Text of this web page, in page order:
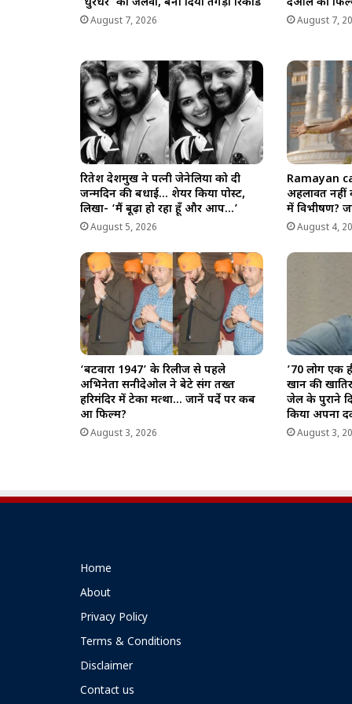
August 7, 2026 August 7,
रितेश देशमुख ने पत्नी जेनेलिया को दी
जन्मदिन की बधाई… शेयर किया पोस्ट,
लिखा- ‘मैं बूढ़ा हो रहा हूँ और आप…’
August 5, 2026
Ramayan
अहलावत नहीं
में विभीषण?
August 4,
‘बटवारा 1947’ के रिलीज से पहले
अभिनेता सनीदेओल ने बेटे संग तख्त
हरिमंदिर में टेका मत्था… जानें पर्दे पर कब
आ फिल्म?
August 3, 2026
’70 लोग एक
खान की
जेल के पुराने
किया अपना
August 3,
Home
About
Privacy Policy
Terms & Conditions
Disclaimer
Contact us